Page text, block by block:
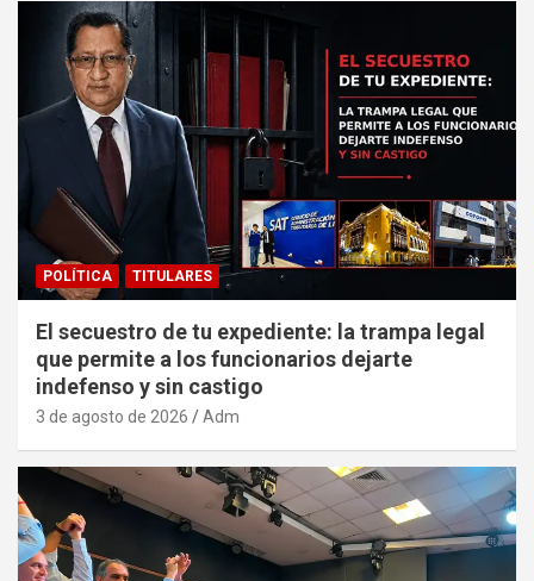
POLÍTICA TITULARES
El secuestro de tu expediente: la trampa legal
que permite a los funcionarios dejarte
indefenso y sin castigo
3 de agosto de 2026 Adm